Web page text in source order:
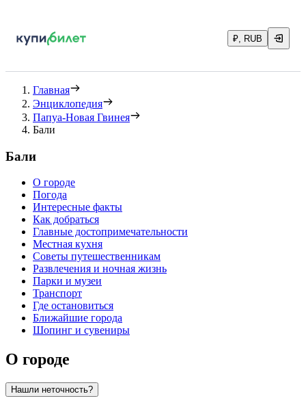
₽, RUB
Главная
Энциклопедия
Папуа-Новая Гвинея
Бали
Бали
О городе
Погода
Интересные факты
Как добраться
Главные достопримечательности
Местная кухня
Советы путешественникам
Развлечения и ночная жизнь
Парки и музеи
Транспорт
Где остановиться
Ближайшие города
Шопинг и сувениры
О городе
Нашли неточность?